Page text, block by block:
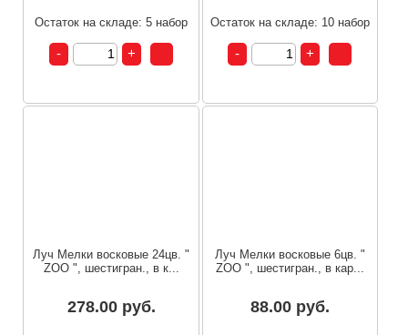
Остаток на складе: 5 набор Остаток на складе: 10 набор
Луч Мелки восковые 24цв. "
ZOO ", шестигран., в к...
278.00 руб.
Луч Мелки восковые 6цв. "
ZOO ", шестигран., в кар...
88.00 руб.